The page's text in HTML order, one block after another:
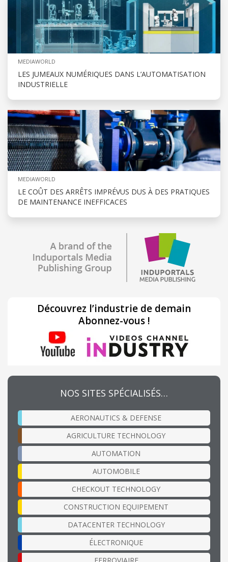
MEDIAWORLD
LES JUMEAUX NUMÉRIQUES DANS L’AUTOMATISATION
INDUSTRIELLE
MEDIAWORLD
LE COÛT DES ARRÊTS IMPRÉVUS DUS À DES PRATIQUES
DE MAINTENANCE INEFFICACES
Découvrez l’industrie de demain
Abonnez-vous !
NOS SITES SPÉCIALISÉS…
AERONAUTICS & DEFENSE
AGRICULTURE TECHNOLOGY
AUTOMATION
AUTOMOBILE
CHECKOUT TECHNOLOGY
CONSTRUCTION EQUIPEMENT
DATACENTER TECHNOLOGY
ÉLECTRONIQUE